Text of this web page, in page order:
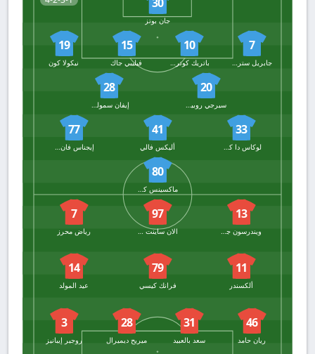
جان بوتز
7
جابريل ستريفيزا
10
باتريك كوتروني
15
فيليبي جاك
19
نيكولا كون
20
سيرجي روبيرتو
28
إيفان سمولشي
33
لوكاس دا كونها
41
أليكس فالي
77
إيجناس فان دير بريمبت
80
ماكسينس كاكيري
13
ويندرسون جالينو
97
الان ساينت ماكسيمان
7
رياض محرز
11
ألكسندر
79
فرانك كيسي
14
عيد المولد
46
ريان حامد
31
سعد بالعبيد
28
ميريح ديميرال
3
روجير إيبانيز